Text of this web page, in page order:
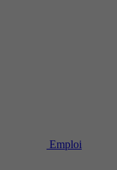
Emploi